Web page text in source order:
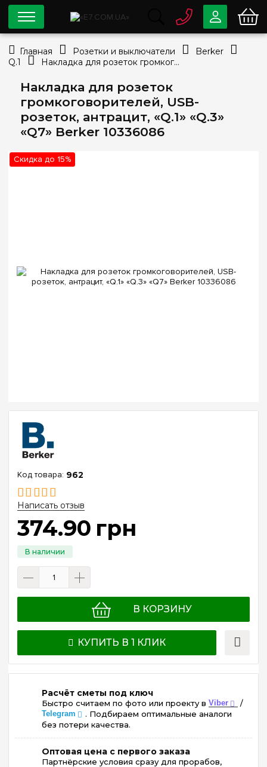
Накладка для розеток
громкоговорителей, USB-
розеток, антрацит, «Q.1» «Q.3»
«Q7» Berker 10336086
Скидка до 15%
962
Написать отзыв
374.90 грн
В КОРЗИНУ
КУПИТЬ В 1 КЛИК
Расчёт сметы под ключ
Быстро считаем по фото или проекту в Viber /
Telegram
. Подбираем оптимальные аналоги
без потери качества.
Оптовая цена с первого заказа
Партнёрские условия сразу для прорабов,
0 80033-63-07
info@e7.com.ua
044334-79-78
Viber Telegram
Главная Розетки и выключатели
Berker
Q.1
Накладка для розеток громкоговорителей, USB-розеток, антрацит, «Q.1» «Q.3» «Q7» Berker 10336086